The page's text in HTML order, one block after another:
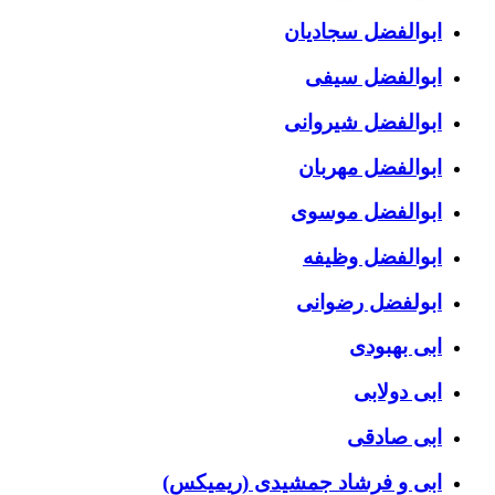
ابوالفضل سجادیان
ابوالفضل سیفی
ابوالفضل شیروانی
ابوالفضل مهربان
ابوالفضل موسوی
ابوالفضل وظیفه
ابولفضل رضوانی
ابی بهبودی
ابی دولابی
ابی صادقی
ابی و فرشاد جمشیدی (ریمیکس)